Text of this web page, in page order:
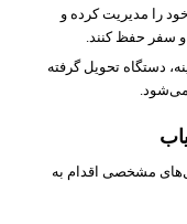
را مدیریت کرده و
و سفر حفظ کنند.
دستگاه تحویل گرفته
می‌شود.
مشخصی اقدام به